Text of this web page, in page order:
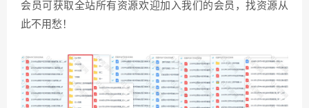
会员可获取全站所有资源欢迎加入我们的会员，找资源从
此不用愁！